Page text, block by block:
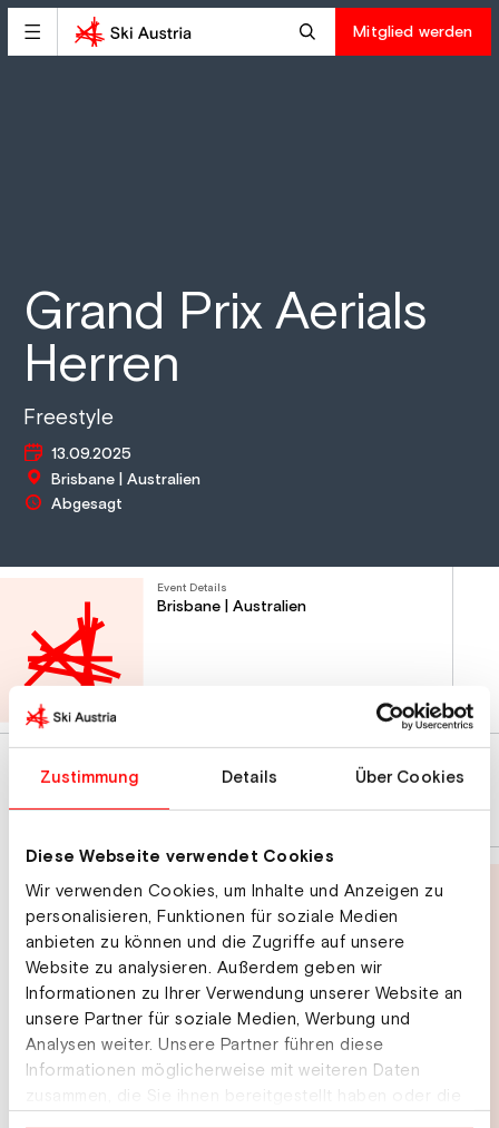
Zustimmung Details Über Cookies
Diese Webseite verwendet Cookies
Wir verwenden Cookies, um Inhalte und Anzeigen zu
personalisieren, Funktionen für soziale Medien
anbieten zu können und die Zugriffe auf unsere
Website zu analysieren. Außerdem geben wir
Informationen zu Ihrer Verwendung unserer Website an
unsere Partner für soziale Medien, Werbung und
Analysen weiter. Unsere Partner führen diese
Informationen möglicherweise mit weiteren Daten
Mitglied werden
Grand Prix Aerials
Herren
Freestyle
13.09.2025
Brisbane | Australien
Abgesagt
Event Details
Brisbane | Australien
NewsEventsAthlet:innen